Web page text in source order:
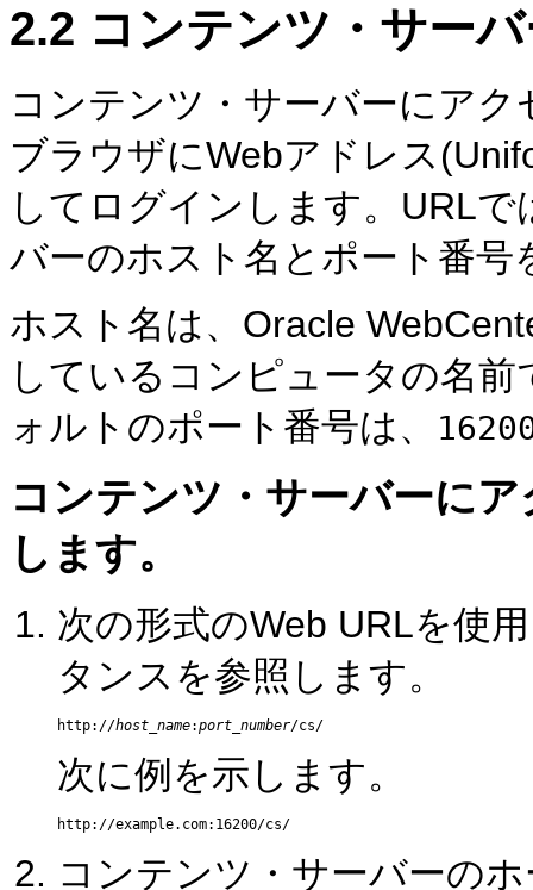
2.2 コンテンツ・サー
コンテンツ・サーバーにア
ブラウザにWebアドレス
してログインします。URL
バーのホスト名とポート番号
ホスト名は、Oracle
しているコンピュータの名
ォルトのポート番号は、
コンテンツ・サーバーに
します。
次の形式のWeb URLを使
タンスを参照します。
http://host_name:port_number
次に例を示します。
コンテンツ・サーバーの